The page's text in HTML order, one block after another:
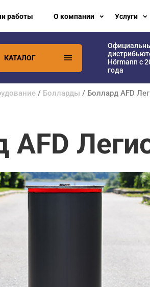
работы О компании Услуги
КАТАЛОГ
Hörmann с
года
/ Болларды / Боллард AFD
AFD